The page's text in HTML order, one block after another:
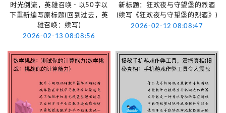
时光倒流，英雄召唤 - 以50字以
下重新编写原标题(回到过去，英
雄召唤：续写)
2026-02-13 08:08:56
新标题：狂欢夜与守望堡的烈酒
(续写《狂欢夜与守望堡的烈酒》)
2026-02-12 08:08:47